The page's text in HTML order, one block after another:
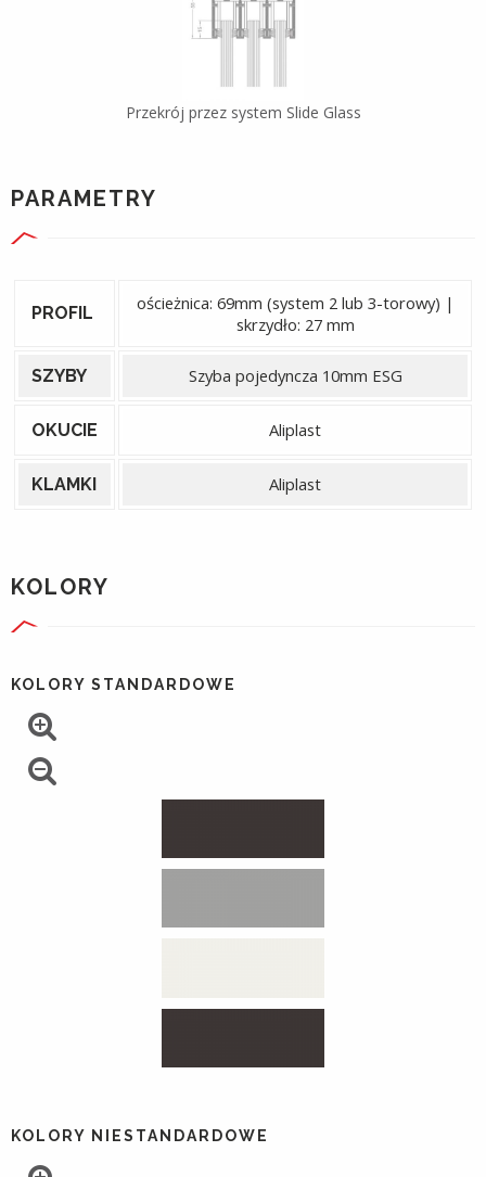
Przekrój przez system Slide Glass
PARAMETRY
PROFIL
ościeżnica: 69mm (system 2 lub 3-torowy) |
skrzydło: 27 mm
SZYBY Szyba pojedyncza 10mm ESG
OKUCIE Aliplast
KLAMKI Aliplast
KOLORY
KOLORY STANDARDOWE
KOLORY NIESTANDARDOWE